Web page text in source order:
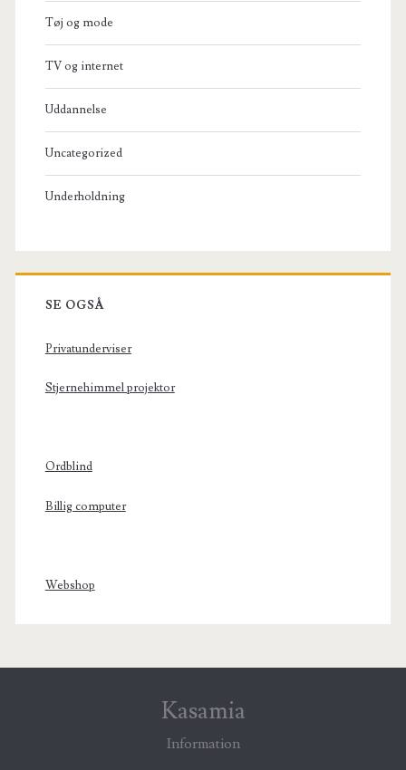
Tøj og mode
TV og internet
Uddannelse
Uncategorized
Underholdning
SE OGSÅ
Privatunderviser
Stjernehimmel projektor
Ordblind
Billig computer
Webshop
Kasamia
Information